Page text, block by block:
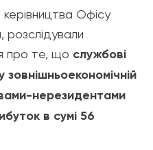
Офісу
розслідували
про те, що службові
нерезидентами
в сумі 56